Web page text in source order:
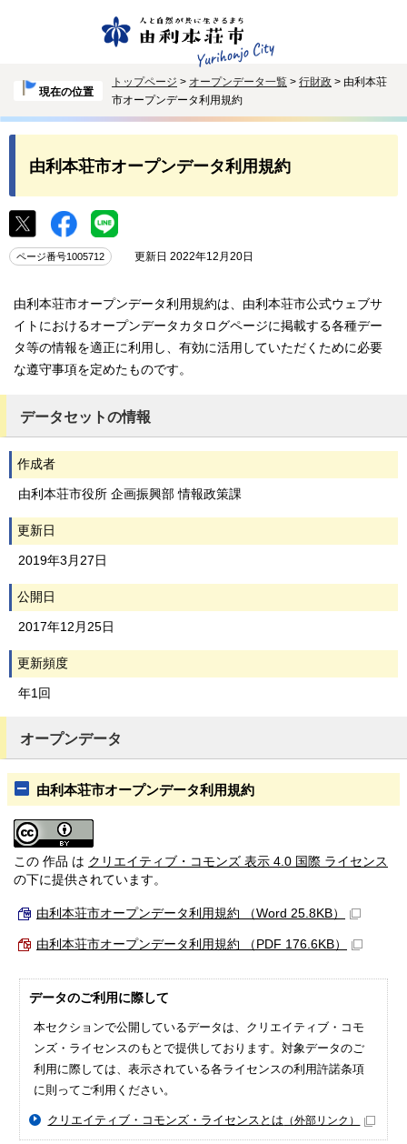
現在の位置
トップページ > オープンデータ一覧 > 行財政 > 由利本荘
市オープンデータ利用規約
由利本荘市オープンデータ利用規約
ページ番号1005712 更新日 2022年12月20日
由利本荘市オープンデータ利用規約は、由利本荘市公式ウェブサ
イトにおけるオープンデータカタログページに掲載する各種デー
タ等の情報を適正に利用し、有効に活用していただくために必要
な遵守事項を定めたものです。
データセットの情報
作成者
由利本荘市役所 企画振興部 情報政策課
更新日
2019年3月27日
公開日
2017年12月25日
更新頻度
年1回
オープンデータ
由利本荘市オープンデータ利用規約
この 作品 は クリエイティブ・コモンズ 表示 4.0 国際 ライセンス
の下に提供されています。
由利本荘市オープンデータ利用規約 （Word 25.8KB）
由利本荘市オープンデータ利用規約 （PDF 176.6KB）
データのご利用に際して
本セクションで公開しているデータは、クリエイティブ・コモ
ンズ・ライセンスのもとで提供しております。対象データのご
利用に際しては、表示されている各ライセンスの利用許諾条項
に則ってご利用ください。
クリエイティブ・コモンズ・ライセンスとは （外部リンク）